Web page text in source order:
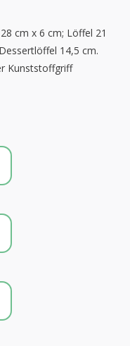
cm x 6 cm; Löffel 21
14,5 cm.
Kunststoffgriff